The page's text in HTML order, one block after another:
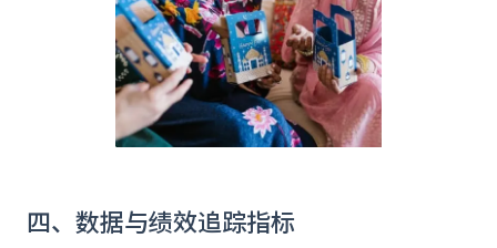
四、数据与绩效追踪指标